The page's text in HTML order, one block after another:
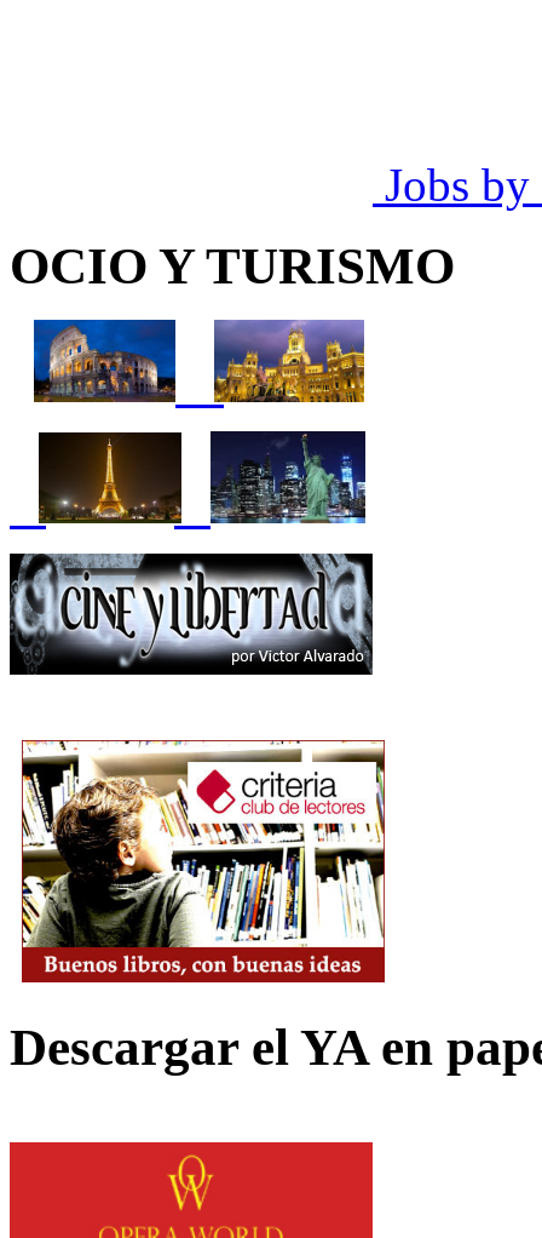
Jobs by
OCIO Y TURISMO
Descargar el YA en